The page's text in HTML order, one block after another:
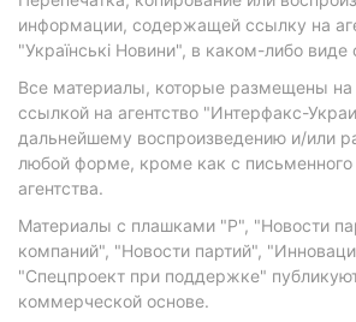
информации, содержащей ссылку на
"Українські Новини", в каком-либо
Все материалы, которые размещены на
ссылкой на агентство "Интерфакс-
дальнейшему воспроизведению и/или
любой форме, кроме как с
агентства.
Материалы с плашками "Р", "Новости
компаний", "Новости партий",
"Спецпроект при поддержке"
коммерческой основе.